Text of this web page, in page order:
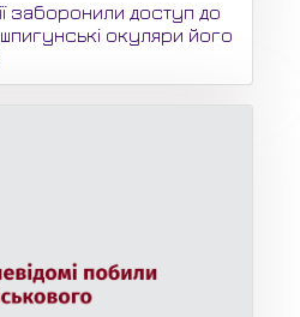
заборонили доступ до
окуляри його